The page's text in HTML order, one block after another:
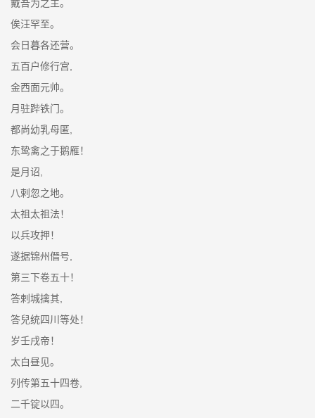
戴吾为之主。
俟汪罕至。
会日暮各还营。
五百户修行宫,
金西面元帅。
月驻跸铁门。
都尚幼乳母匿,
东鸷禽之于鹅雁！
是月诏,
八剌忽之地。
太祖太祖法！
以兵攻押！
遂据锦州僭号,
第三下卷五十！
答剌城擒其,
答兒统四川等处！
岁壬戌帝！
太白昼见。
列传第五十四卷,
二千锭以四。